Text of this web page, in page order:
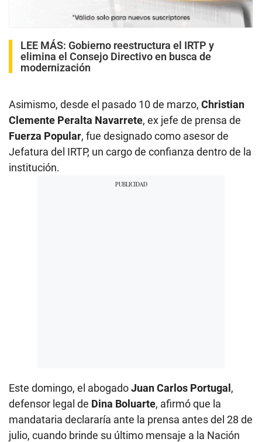
LEE MÁS: Gobierno reestructura el IRTP y
elimina el Consejo Directivo en busca de
modernización
Asimismo, desde el pasado 10 de marzo, Christian
Clemente Peralta Navarrete, ex jefe de prensa de
Fuerza Popular, fue designado como asesor de
Jefatura del IRTP, un cargo de confianza dentro de la
institución.
Este domingo, el abogadoJuan Carlos Portugal,
defensor legal de Dina Boluarte, afirmó que la
mandataria declararía ante la prensa antes del 28 de
julio, cuando brinde su último mensaje a la Nación